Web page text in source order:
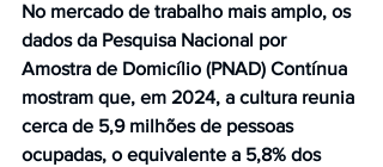
No mercado de trabalho mais amplo, os
dados da Pesquisa Nacional por
Amostra de Domicílio (PNAD) Contínua
mostram que, em 2024, a cultura reunia
cerca de 5,9 milhões de pessoas
ocupadas, o equivalente a 5,8% dos